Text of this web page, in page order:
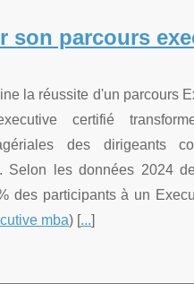
son parcours
la réussite d'un parcours
certifié
des dirigeants
Selon les données 2024
des participants à un
mba) [...]